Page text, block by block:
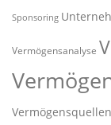
Sponsoring
Vermögensanalyse
Vermögensquellen